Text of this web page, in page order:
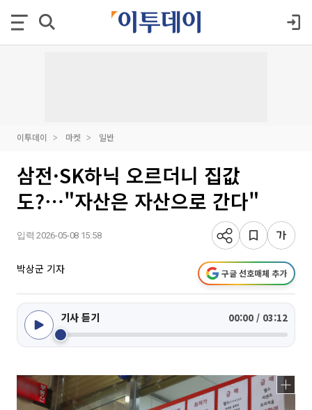
이투데이 마켓 일반
삼전·SK하닉 오르더니 집값
도?⋯"자산은 자산으로 간다"
입력 2026-05-08 15:58
박상군 기자 구글 선호매체 추가
기사 듣기 00:00 / 03:12